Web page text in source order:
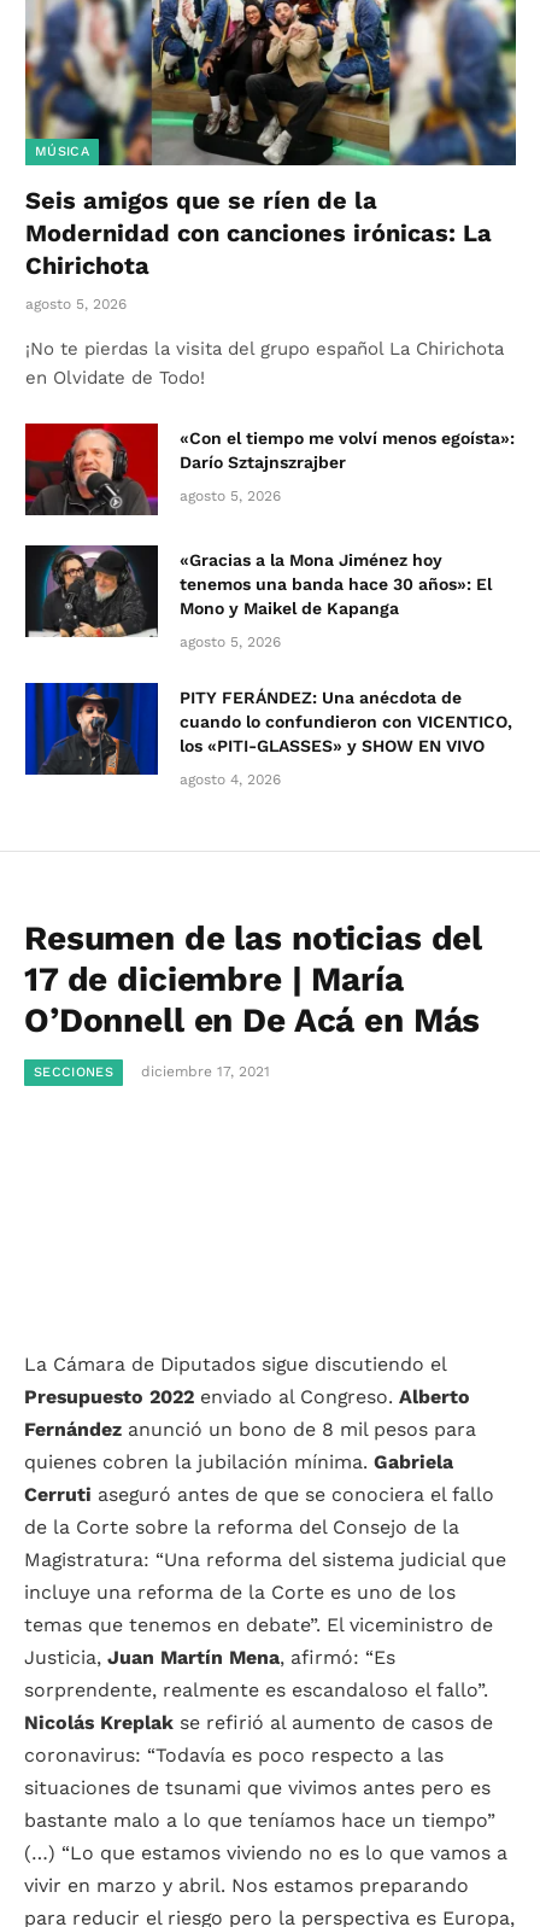
MÚSICA
Seis amigos que se ríen de la
Modernidad con canciones irónicas: La
Chirichota
agosto 5, 2026
¡No te pierdas la visita del grupo español La Chirichota
en Olvidate de Todo!
«Con el tiempo me volví menos egoísta»:
Darío Sztajnszrajber
agosto 5, 2026
«Gracias a la Mona Jiménez hoy
tenemos una banda hace 30 años»: El
Mono y Maikel de Kapanga
agosto 5, 2026
PITY FERÁNDEZ: Una anécdota de
cuando lo confundieron con VICENTICO,
los «PITI-GLASSES» y SHOW EN VIVO
agosto 4, 2026
Resumen de las noticias del
17 de diciembre | María
O’Donnell en De Acá en Más
SECCIONES diciembre 17, 2021
La Cámara de Diputados sigue discutiendo el
Presupuesto 2022 enviado al Congreso. Alberto
Fernández anunció un bono de 8 mil pesos para
quienes cobren la jubilación mínima. Gabriela
Cerruti aseguró antes de que se conociera el fallo
de la Corte sobre la reforma del Consejo de la
Magistratura: “Una reforma del sistema judicial que
incluye una reforma de la Corte es uno de los
temas que tenemos en debate”. El viceministro de
Justicia, Juan Martín Mena, afirmó: “Es
sorprendente, realmente es escandaloso el fallo”.
Nicolás Kreplak se refirió al aumento de casos de
coronavirus: “Todavía es poco respecto a las
situaciones de tsunami que vivimos antes pero es
bastante malo a lo que teníamos hace un tiempo”
(…) “Lo que estamos viviendo no es lo que vamos a
vivir en marzo y abril. Nos estamos preparando
para reducir el riesgo pero la perspectiva es Europa,